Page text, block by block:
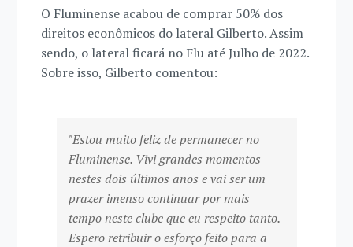
O Fluminense acabou de comprar 50% dos
direitos econômicos do lateral Gilberto. Assim
sendo, o lateral ficará no Flu até Julho de 2022.
Sobre isso, Gilberto comentou:
"Estou muito feliz de permanecer no
Fluminense. Vivi grandes momentos
nestes dois últimos anos e vai ser um
prazer imenso continuar por mais
tempo neste clube que eu respeito tanto.
Espero retribuir o esforço feito para a